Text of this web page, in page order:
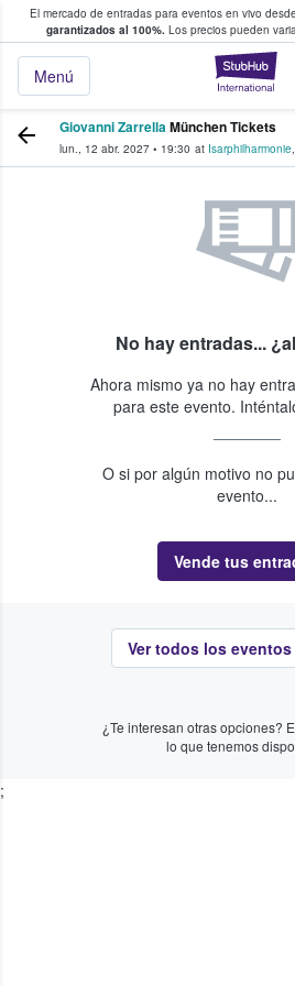
El mercado de entradas para eventos en vivo
garantizados al 100%. Los precios pueden
Menú
y venta de entradas
Giovanni ZarrellaMünchen Tickets
lun., 12 abr. 2027 • 19:30 at Isarphilharmonie,
No hay entradas...
Ahora mismo ya no hay
para este evento.
O si por algún motivo no
evento...
Vende tus
Ver todos los
¿Te interesan otras opciones?
lo que tenemos
;